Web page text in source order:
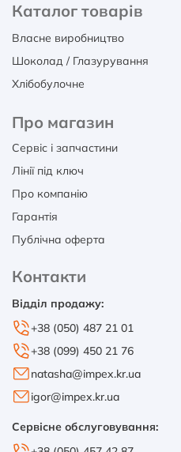
Каталог товарів
Власне виробництво
Шоколад / Глазурування
Хлібобулочне
Про магазин
Сервіс і запчастини
Лінії під ключ
Про компанію
Гарантія
Публічна оферта
Контакти
Відділ продажу:
+38 (050) 487 21 01
+38 (099) 450 21 76
natasha@impex.kr.ua
igor@impex.kr.ua
Сервісне обслуговування: